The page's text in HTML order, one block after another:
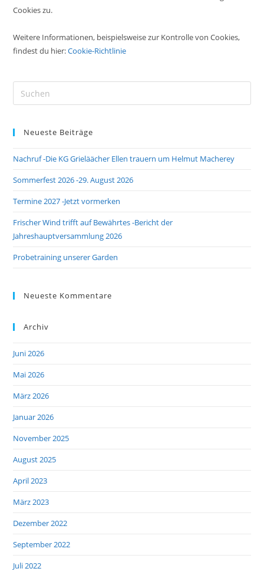
Cookies zu.
Weitere Informationen, beispielsweise zur Kontrolle von Cookies,
findest du hier:Cookie-Richtlinie
Neueste Beiträge
Nachruf -Die KG Grieläächer Ellen trauern um Helmut Macherey
Sommerfest 2026 -29. August 2026
Termine 2027 -Jetzt vormerken
Frischer Wind trifft auf Bewährtes -Bericht der
Jahreshauptversammlung 2026
Probetraining unserer Garden
Neueste Kommentare
Archiv
Juni 2026
Mai 2026
März 2026
Januar 2026
November 2025
August 2025
April 2023
März 2023
Dezember 2022
September 2022
Juli 2022